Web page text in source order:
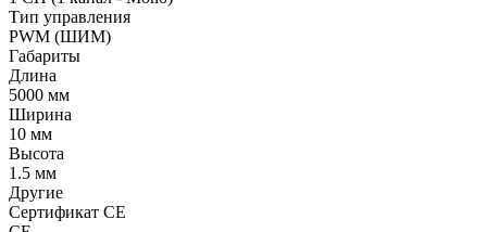
Тип управления
PWM (ШИМ)
Габариты
Длина
5000 мм
Ширина
10 мм
Высота
1.5 мм
Другие
Сертификат CE